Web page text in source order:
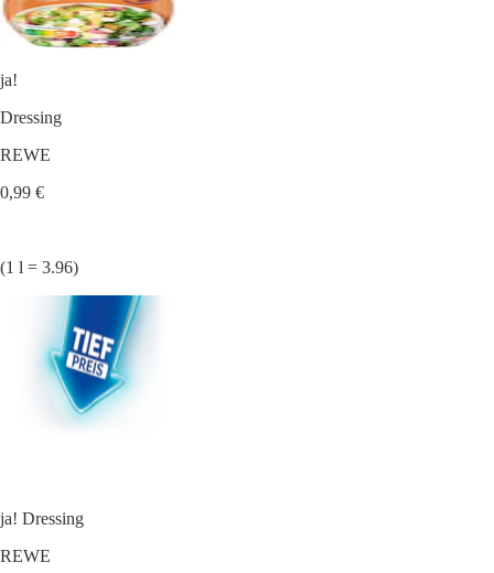
ja!
Dressing
REWE
0,99 €
(1 l = 3.96)
ja! Dressing
REWE